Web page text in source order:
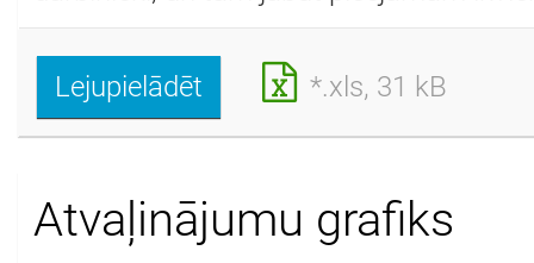
Lejupielādēt *.xls, 31 kB
Atvaļinājumu grafiks